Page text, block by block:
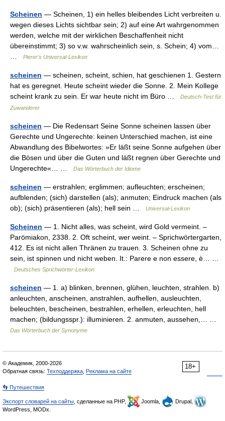
Scheinen — Scheinen, 1) ein helles bleibendes Licht verbreiten u.
wegen dieses Lichts sichtbar sein; 2) auf eine Art wahrgenommen
werden, welche mit der wirklichen Beschaffenheit nicht
übereinstimmt; 3) so v.w. wahrscheinlich sein, s. Schein; 4) vom…
Pierer's Universal-Lexikon
scheinen — scheinen, scheint, schien, hat geschienen 1. Gestern
hat es geregnet. Heute scheint wieder die Sonne. 2. Mein Kollege
scheint krank zu sein. Er war heute nicht im Büro …
Deutsch-Test für
Zuwanderer
scheinen — Die Redensart Seine Sonne scheinen lassen über
Gerechte und Ungerechte: keinen Unterschied machen, ist eine
Abwandlung des Bibelwortes: »Er läßt seine Sonne aufgehen über
die Bösen und über die Guten und läßt regnen über Gerechte und
Ungerechte«… …
Das Wörterbuch der Idiome
scheinen — erstrahlen; erglimmen; aufleuchten; erscheinen;
aufblenden; (sich) darstellen (als); anmuten; Eindruck machen (als
ob); (sich) präsentieren (als); hell sein …
Universal-Lexikon
Scheinen — 1. Nicht alles, was scheint, wird Gold vermeint. –
Parömiakon, 2338. 2. Oft scheint, wer weint. – Sprichwörtergarten,
412. Es ist nicht allen Thränen zu trauen. 3. Scheinen ohne zu
sein, ist spinnen und nicht weben. It.: Parere e non essere, è… …
Deutsches Sprichwörter-Lexikon
scheinen — 1. a) blinken, brennen, glühen, leuchten, strahlen. b)
anleuchten, anscheinen, anstrahlen, aufhellen, ausleuchten,
beleuchten, bescheinen, bestrahlen, erhellen, erleuchten, hell
machen; (bildungsspr.): illuminieren. 2. anmuten, aussehen,… …
Das Wörterbuch der Synonyme
18+
© Академик, 2000-2026
Обратная связь: Техподдержка Реклама на сайте
👣 Путешествия
Экспорт словарей на сайты , сделанные на PHP, Joomla,
Drupal,
WordPress, MODx.